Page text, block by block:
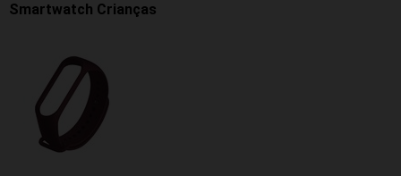
Smartwatch Crianças